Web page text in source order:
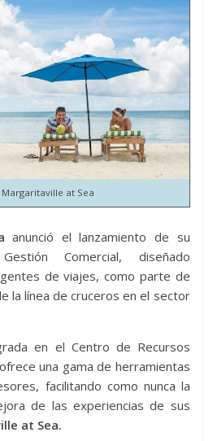
Margaritaville at Sea
anunció el lanzamiento de su
Comercial, diseñado
de viajes, como parte de
la línea de cruceros en el sector
en el Centro de Recursos
una gama de herramientas
facilitando como nunca la
de las experiencias de sus
at Sea.